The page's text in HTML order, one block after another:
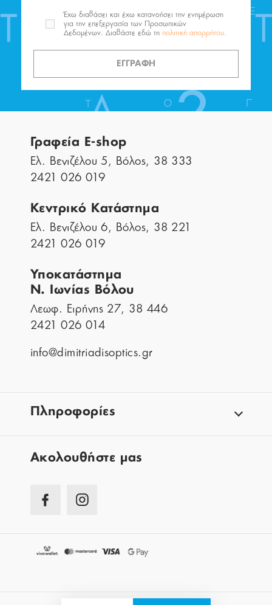
ΕΓΓΡΑΦΗ
Έχω διαβάσει και έχω κατανοήσει την ενημέρωση
για την επεξεργασία των Προσωπικών
Δεδομένων. Διαβάστε εδώ τη πολιτική απορρήτου.
Γραφεία E-shop
Ελ. Βενιζέλου 5, Βόλος, 38 333
2421 026 019
Κεντρικό Κατάστημα
Ελ. Βενιζέλου 6, Βόλος, 38 221
2421 026 019
Υποκατάστημα
Ν. Ιωνίας Βόλου
Λεωφ. Ειρήνης 27, 38 446
2421 026 014
info@dimitriadisoptics.gr
Πληροφορίες
Aκολουθήστε μας